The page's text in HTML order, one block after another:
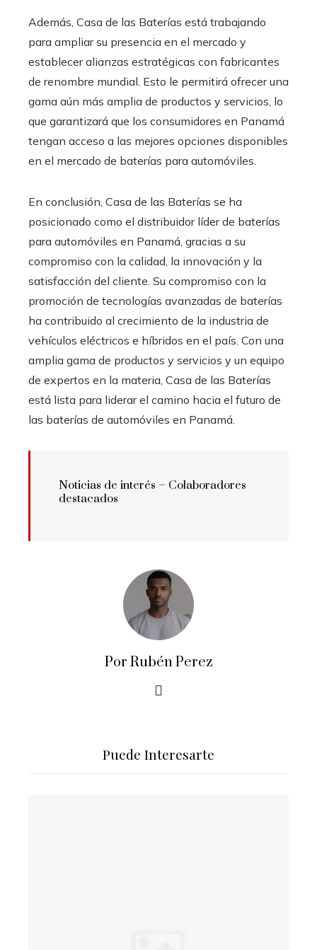
Además, Casa de las Baterías está trabajando
para ampliar su presencia en el mercado y
establecer alianzas estratégicas con fabricantes
de renombre mundial. Esto le permitirá ofrecer una
gama aún más amplia de productos y servicios, lo
que garantizará que los consumidores en Panamá
tengan acceso a las mejores opciones disponibles
en el mercado de baterías para automóviles.
En conclusión, Casa de las Baterías se ha
posicionado como el distribuidor líder de baterías
para automóviles en Panamá, gracias a su
compromiso con la calidad, la innovación y la
satisfacción del cliente. Su compromiso con la
promoción de tecnologías avanzadas de baterías
ha contribuido al crecimiento de la industria de
vehículos eléctricos e híbridos en el país. Con una
amplia gama de productos y servicios y un equipo
de expertos en la materia, Casa de las Baterías
está lista para liderar el camino hacia el futuro de
las baterías de automóviles en Panamá.
Noticias de interés – Colaboradores
destacados
Por Rubén Perez
Puede Interesarte